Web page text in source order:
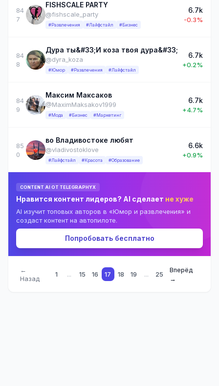
84
7
FISHSCALE PARTY
@fishscale_party
#Развлечения #Лайфстайл #Бизнес
6.7k
-0.3%
84
8
Дура ты&#33;И коза твоя дура&#33;
@dyra_koza
#Юмор #Развлечения #Лайфстайл
6.7k
+0.2%
84
9
Максим Максаков
@MaximMaksakov1999
#Мода #Бизнес #Маркетинг
6.7k
+4.7%
85
0
во Владивостоке любят
@vladivostoklove
#Лайфстайл #Красота #Образование
6.6k
+0.9%
CONTENT AI ОТ TELEGRAPHYX
Нравится контент лидеров? AI сделает не хуже
AI изучит топовых авторов в «Юмор и развлечения» и
создаст контент на автопилоте.
Попробовать бесплатно
←
Назад
1 ... 15 16 17 18 19 ... 25
Вперёд
→